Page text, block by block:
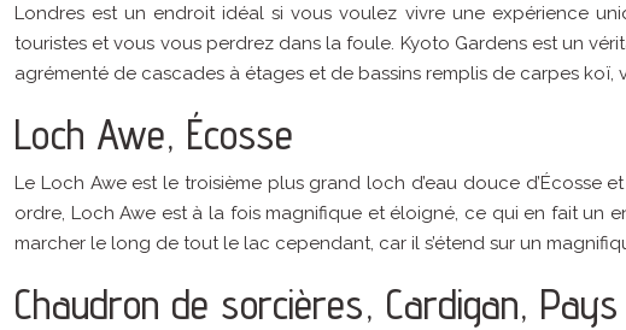
Londres est un endroit idéal si vous voulez vivre une expérience
touristes et vous vous perdrez dans la foule. Kyoto Gardens est un
agrémenté de cascades à étages et de bassins remplis de carpes
Loch Awe, Écosse
Le Loch Awe est le troisième plus grand loch d’eau douce d’Écosse
ordre, Loch Awe est à la fois magnifique et éloigné, ce qui en fait
marcher le long de tout le lac cependant, car il s’étend sur un
Chaudron de sorcières, Cardigan,